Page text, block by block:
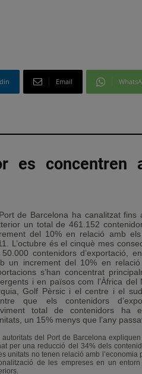
Email
es concentren
de Barcelona ha canalitzat fins
un total de 461.152
del 10% en relació amb
L’octubre és el cinquè mes
50.000 contenidors d’exportació,
un increment del 10% en
s’han concentrat
i en països com l’Àfrica del
Golf Pèrsic i el centre i el
que els contenidors
total de contenidors ha
un 15% menys que l’any
autoritats del Port de Barcelona
per una reducció del 34% dels
unitats no tenen relació amb l’economia
de les empreses en un